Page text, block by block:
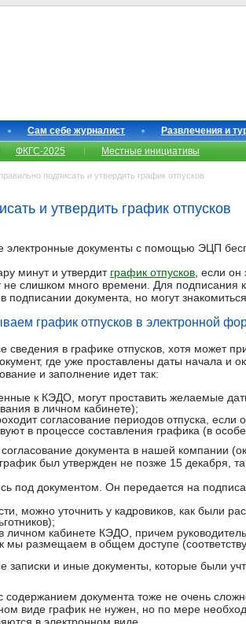
Сам себе журналист
Развлечения и
ФКГС-2025 Местные инициативы
подписать и утвердить график отпусков
и утвердить график отпусков
электронные документы с помощью ЭЦП
минут и утвердит график отпусков , если
слишком много времени. Для подписания
подписании документа, но могут
график отпусков в электронной
сведения в графике отпусков, хотя может
где уже проставлены даты начала и
и заполнение идет так:
к КЭДО, могут проставить желаемые
в личном кабинете);
согласование периодов отпуска, если
в процессе составления графика (в
документа в нашей компании
был утвержден не позже 15 декабря,
под документом. Он передается на
можно уточнить у кадровиков, как были
личном кабинете КЭДО, причем
мы размещаем в общем доступе
записки и иные документы, которые были
содержанием документа тоже не очень
виде график не нужен, но по мере